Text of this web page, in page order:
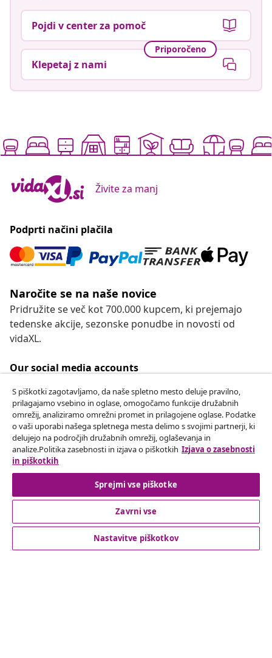
Pojdi v center za pomoč
Priporočeno
Klepetaj z nami
Živite za manj
Podprti načini plačila
Naročite se na naše novice
Pridružite se več kot 700.000 kupcem, ki prejemajo
tedenske akcije, sezonske ponudbe in novosti od
vidaXL.
Our social media accounts
Odstop od pogodbe
Oddaj zahtevek za odstop od naročila.
Odstop od pogodbe
Podpora za stranke
S piškotki zagotavljamo, da naše spletno mesto deluje pravilno,
prilagajamo vsebino in oglase, omogočamo funkcije družabnih
omrežij, analiziramo omrežni promet in prilagojene oglase. Podatke
o vaši uporabi našega spletnega mesta delimo s svojimi partnerji, ki
delujejo na področjih družabnih omrežij, oglaševanja in
analize.Politika zasebnosti in izjava o piškotkih Izjava o zasebnosti
in piškotkih
Sprejmi vse piškotke
Zavrni vse
Nastavitve piškotkov